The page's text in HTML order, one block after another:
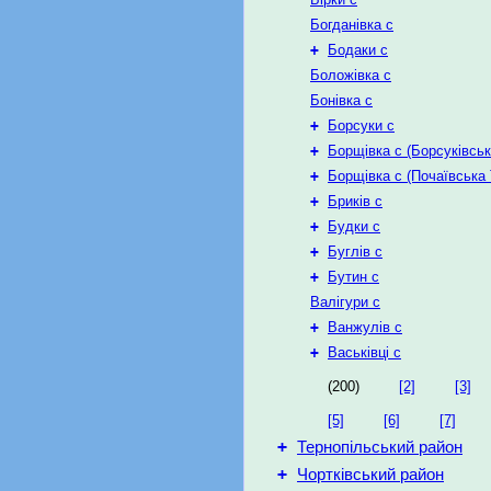
Богданівка с
+
Бодаки с
Боложівка с
Бонівка с
+
Борсуки с
+
Борщівка с
+
Борщівка с (Почаївська
+
Бриків с
+
Будки с
+
Буглів с
+
Бутин с
Валігури с
+
Ванжулів с
+
Васьківці с
(200) [2] [3]
[5] [6] [7]
+ Тернопільський район
+ Чортківський район